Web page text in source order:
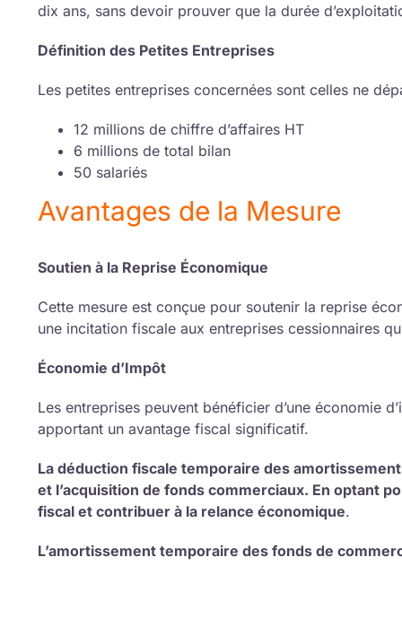
dix ans, sans devoir prouver que la durée
Définition des Petites Entreprises
Les petites entreprises concernées sont celles ne
12 millions de chiffre d’affaires HT
6 millions de total bilan
50 salariés
Avantages de la Mesure
Soutien à la Reprise Économique
Cette mesure est conçue pour soutenir la reprise
une incitation fiscale aux entreprises cessionnaires
Économie d’Impôt
Les entreprises peuvent bénéficier d’une économie
apportant un avantage fiscal significatif.
La déduction fiscale temporaire des
et l’acquisition de fonds commerciaux. En optant
fiscal et contribuer à la relance économique.
L’amortissement temporaire des fonds de